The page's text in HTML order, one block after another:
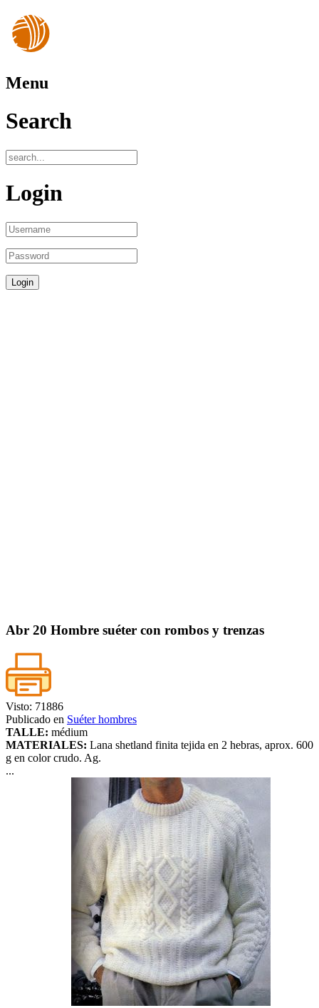
Menu
Search
Login
Abr 20 Hombre suéter con rombos y trenzas
Visto: 71886
Publicado en Suéter hombres
TALLE: médium
MATERIALES: Lana shetland finita tejida en 2 hebras, aprox. 600
g en color crudo. Ag.
...